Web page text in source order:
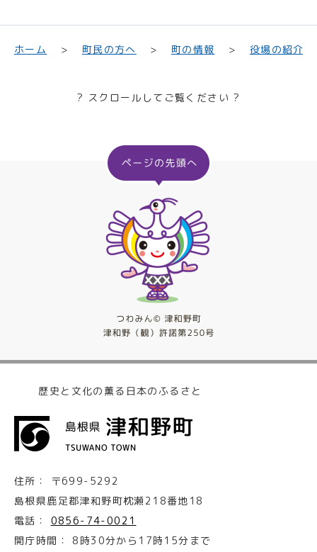
ホーム 町民の方へ 町の情報 役場の紹介
? スクロールしてご覧ください ?
歴史と文化の薫る日本のふるさと
住所：
〒699-5292
島根県鹿足郡津和野町枕瀬218番地18
電話：
0856-74-0021
開庁時間：
8時30分から17時15分まで